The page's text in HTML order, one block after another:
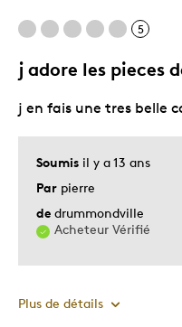
Rien A Redir
Les meilleures
Décrivez-vous Guidé
5
j adore les pieces
Soumis il y a 13 ans
Par pierre
de drummondville
Acheteur Vérifié
j en fais une tres belle
Plus de détails